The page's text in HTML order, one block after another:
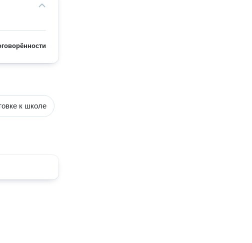
к школе